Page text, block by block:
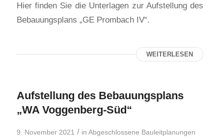
Hier finden Sie die Unterlagen zur Aufstellung des
Bebauungsplans „GE Prombach IV“.
WEITERLESEN
Aufstellung des Bebauungsplans
„WA Voggenberg-Süd“
9. November 2021 / in Abgeschlossene Bauleitplanungen